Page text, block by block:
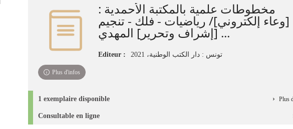
immédiate)
مخطوطات علمية بالمكتبة الأحمدية :
[وعاء إلكتروني]‏‏/ ‏رياضيات - فلك - تنجيم
‏[إشراف وتحرير] المهدي ...
Editeur : تونس : دار الكتب الوطنية‏، ‏2021‏
Plus d'infos
1 exemplaire disponible Plus
Consultable en ligne